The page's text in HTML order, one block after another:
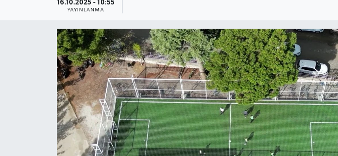
16.10.2025 - 10:55
YAYINLANMA
Kültür & Sanat
Magazin
Resmi İlan
Sağlık & Yaşam
Siyaset